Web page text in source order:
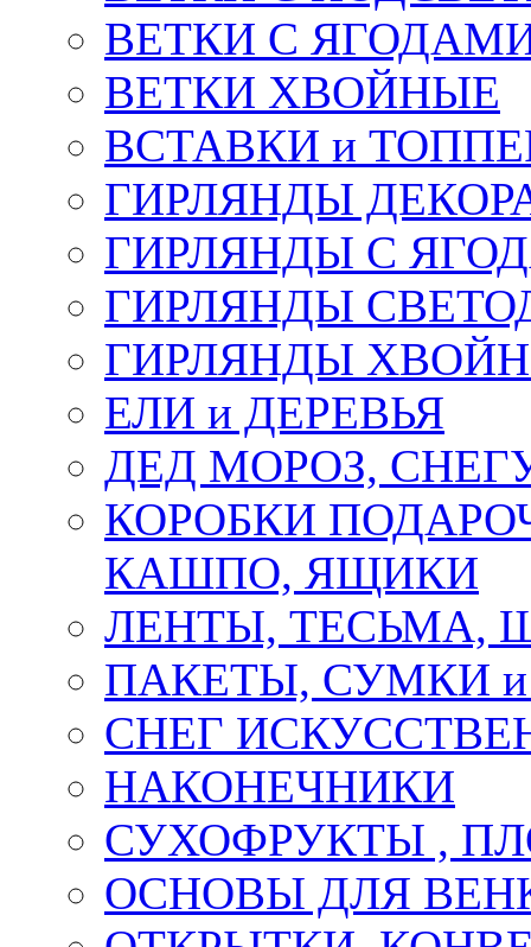
ВЕТКИ С
ВЕТКИ ХВОЙНЫЕ
ВСТАВКИ и
ГИРЛЯНДЫ
ГИРЛЯНДЫ С
ГИРЛЯНДЫ
ГИРЛЯНДЫ
ЕЛИ и ДЕРЕВЬЯ
ДЕД МОРОЗ,
КОРОБКИ
КАШПО, ЯЩИКИ
ЛЕНТЫ, ТЕСЬМА,
ПАКЕТЫ, СУМКИ
СНЕГ
НАКОНЕЧНИКИ
СУХОФРУКТЫ ,
ОСНОВЫ ДЛЯ